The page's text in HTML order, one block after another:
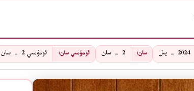
2024 - يىل سان: 2 - سان ئومۇمىي سان: ئومۇمىي 2 - سان